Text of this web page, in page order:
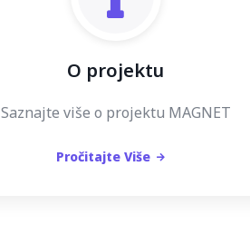
O projektu
Saznajte više o projektu MAGNET
Pročitajte Više